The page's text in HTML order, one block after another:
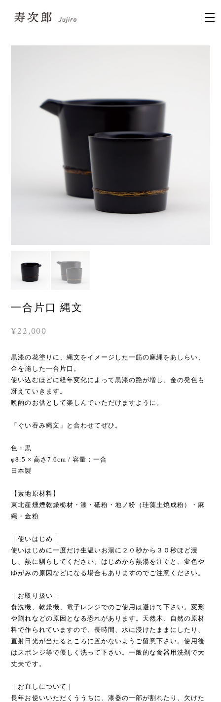
一合片口 縄文
¥22,000
黒漆の花塗りに、縄文をイメージした一筋の麻縄をあしらい、
金を施した一合片口。
使い込むほどに経年変化によって黒漆の艶が増し、金の発色も
冴えていきます。
晩酌のお供として楽しんでいただけますように。
「ぐい吞み縄文」と合わせてぜひ。
色：黒
φ8.5 × 高さ7.6cm / 容量：一合
日本製
【素地原材料】
東北産燻煙乾燥栃材・漆・砥粉・地ノ粉（珪藻土焼成粉）・麻
縄・金粉
｜使いはじめ｜
使いはじめに一度だけ生温いお湯に２０秒から３０秒ほど浸
し、熱に馴らしてください。はじめから熱湯を注ぐと、変色や
ゆがみの原因などになる場合もありますのでご注意ください。
｜お取り扱い｜
食洗機、乾燥機、電子レンジでのご使用は避けて下さい。変形
や割れなどの原因となる恐れがあります。天然木、自然の原材
料で作られていますので、長時間、水に浸けたままにしたり、
直射日光が当たるところに置かないようご留意下さい。使用後
はスポンジ等で優しく洗って下さい。一般的な食器用洗剤で大
丈夫です。
｜お直しについて｜
長年お使いいただくううちに、漆器の一部が割れたり、欠けた